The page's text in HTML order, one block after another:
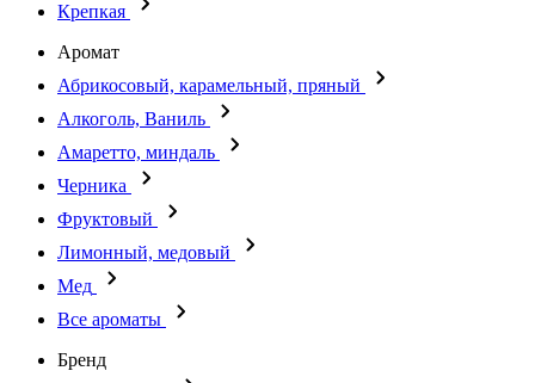
Крепкая
Аромат
Абрикосовый, карамельный, пряный
Алкоголь, Ваниль
Амаретто, миндаль
Черника
Фруктовый
Лимонный, медовый
Мед
Все ароматы
Бренд